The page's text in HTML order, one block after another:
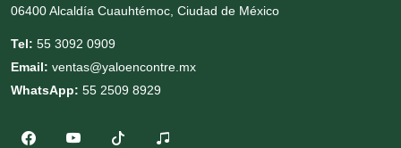
Escuelas de Idiomas
06400 Alcaldía Cuauhtémoc, Ciudad de México
Tel: 55 3092 0909
Email: ventas@yaloencontre.mx
WhatsApp: 55 2509 8929